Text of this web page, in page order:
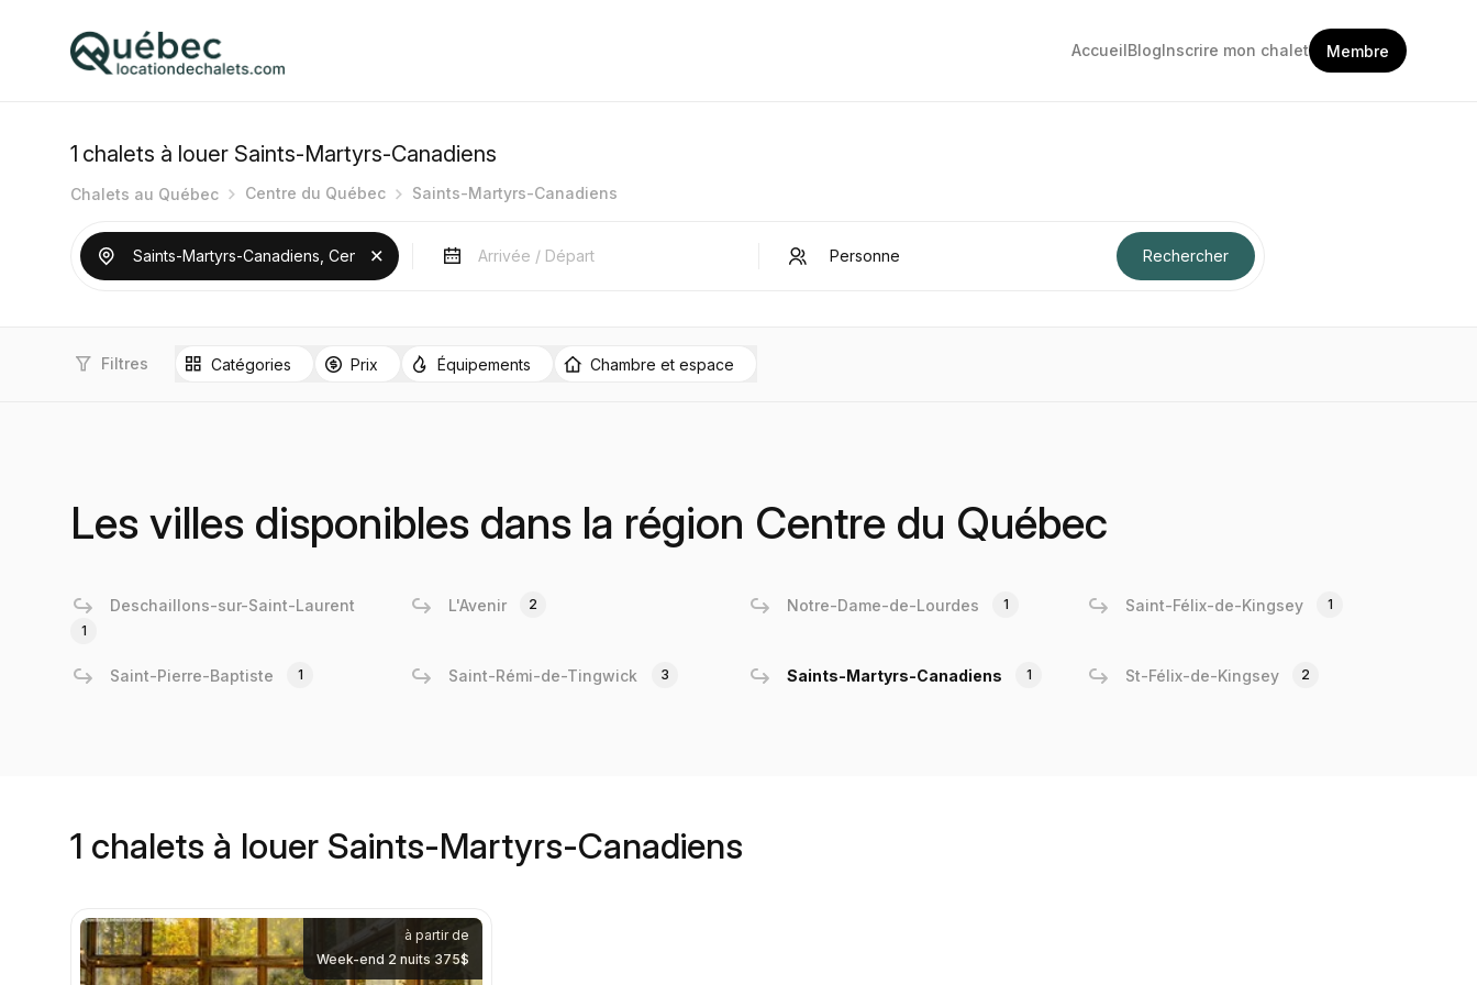
AccueilBlogInscrire mon chalet Membre
1 chalets à louer Saints-Martyrs-Canadiens
Chalets au Québec Centre du Québec Saints-Martyrs-Canadiens
Filtres Catégories Prix Équipements Chambre et espace
Les villes disponibles dans la région Centre du Québec
Deschaillons-sur-Saint-Laurent
1
L'Avenir 2 Notre-Dame-de-Lourdes 1 Saint-Félix-de-Kingsey 1
Saint-Pierre-Baptiste 1 Saint-Rémi-de-Tingwick 3 Saints-Martyrs-Canadiens 1 St-Félix-de-Kingsey 2
1 chalets à louer Saints-Martyrs-Canadiens
à partir de
Week-end 2 nuits 375$